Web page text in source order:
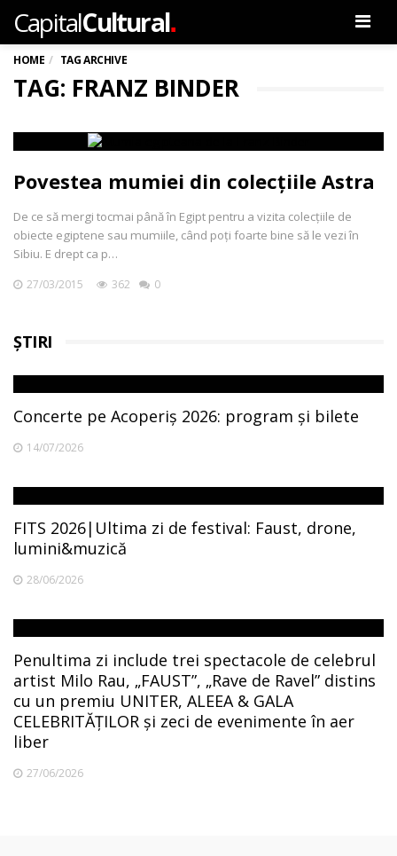
CapitalCultural.
HOME TAG ARCHIVE
TAG: FRANZ BINDER
Povestea mumiei din colecțiile Astra
De ce să mergi tocmai până în Egipt pentru a vizita colecțiile de
obiecte egiptene sau mumiile, când poți foarte bine să le vezi în
Sibiu. E drept ca p…
27/03/2015 362 0
ȘTIRI
Concerte pe Acoperiș 2026: program și bilete
14/07/2026
FITS 2026|Ultima zi de festival: Faust, drone,
lumini&muzică
28/06/2026
Penultima zi include trei spectacole de celebrul
artist Milo Rau, „FAUST”, „Rave de Ravel” distins
cu un premiu UNITER, ALEEA & GALA
CELEBRITĂȚILOR și zeci de evenimente în aer
liber
27/06/2026